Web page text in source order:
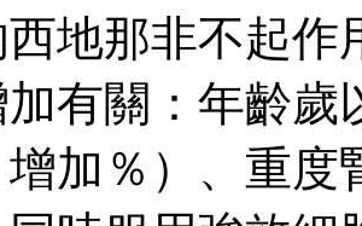
地那非不起作
有關：年齡歲
加％）、重